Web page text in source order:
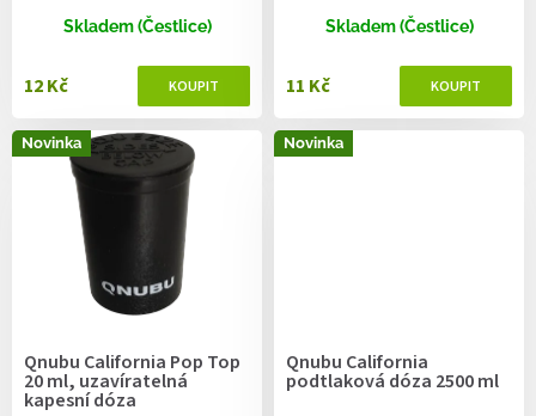
Skladem (Čestlice)
12 Kč
Skladem (Čestlice)
11 Kč
Novinka
Qnubu California Pop Top
20 ml, uzavíratelná
kapesní dóza
Novinka
Qnubu California
podtlaková dóza 2500 ml